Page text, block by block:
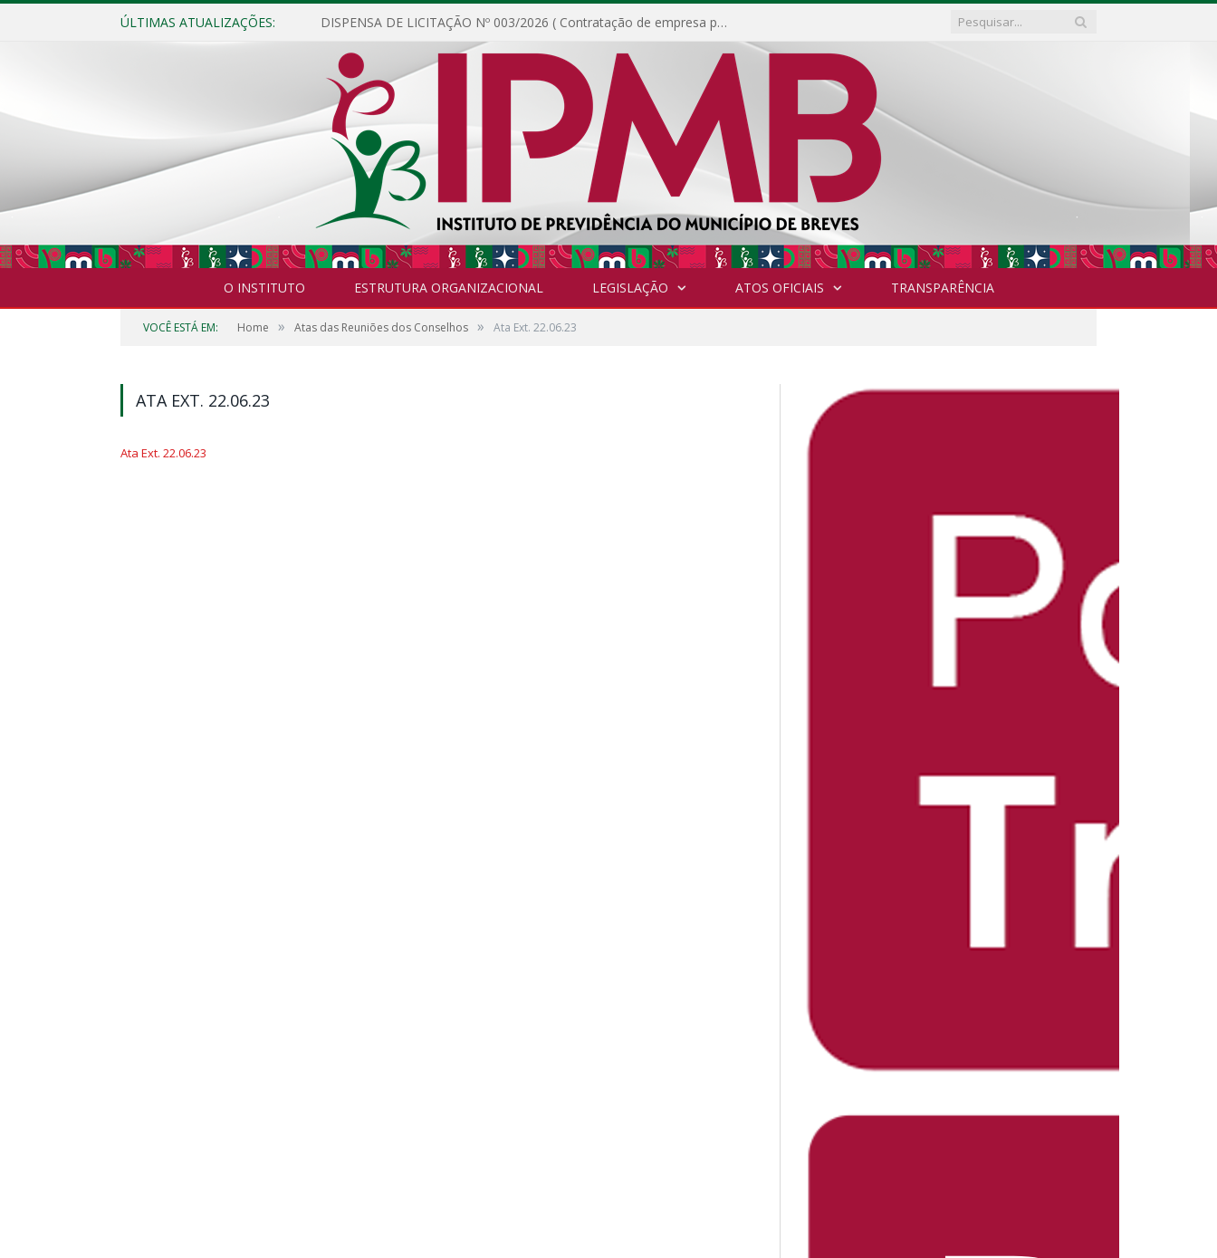
ÚLTIMAS ATUALIZAÇÕES: DISPENSA DE LICITAÇÃO Nº 003/2026 ( Contratação de empresa para fornecimento de gêneros alimentícios não perecíveis, materiais de expediente, descartáveis, copa e cozinha, para análise e posterior publicação.)
O INSTITUTO ESTRUTURA ORGANIZACIONAL LEGISLAÇÃO ATOS OFICIAIS TRANSPARÊNCIA
VOCÊ ESTÁ EM: Home » Atas das Reuniões dos Conselhos » Ata Ext. 22.06.23
ATA EXT. 22.06.23
Ata Ext. 22.06.23